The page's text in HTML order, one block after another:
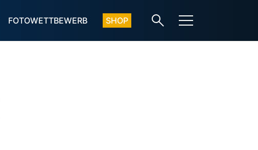
FOTOWETTBEWERB SHOP